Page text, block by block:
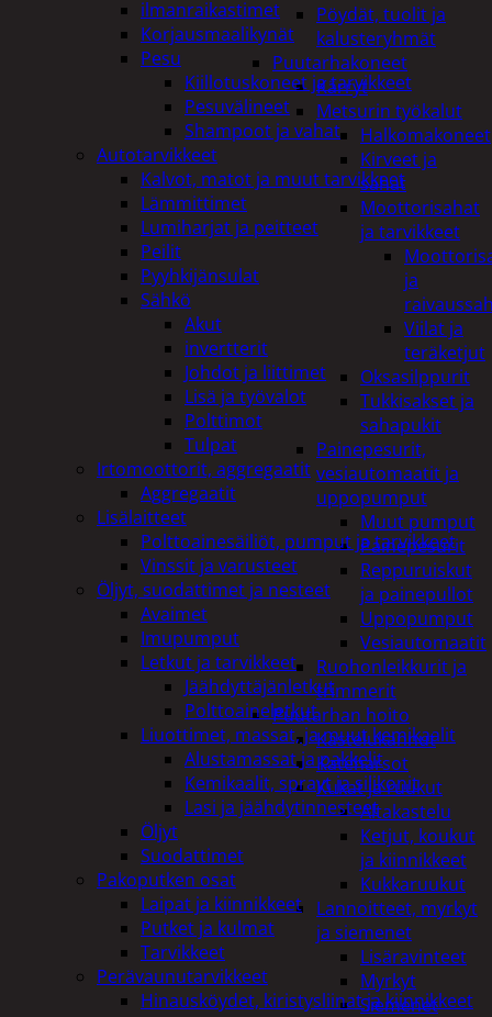
Pöydät, tuolit ja
kalusteryhmät
Puutarhakoneet
Kärryt
Metsurin työkalut
Halkomakoneet
Kirveet ja
sahat
Moottorisahat
ja tarvikkeet
ja
Viilat ja
teräketjut
Oksasilppurit
Tukkisakset ja
sahapukit
Painepesurit,
vesiautomaatit ja
uppopumput
Muut pumput
Painepesurit
Reppuruiskut
ja painepullot
Uppopumput
Vesiautomaatit
Ruohonleikkurit ja
trimmerit
Puutarhan hoito
Kastelukannut
Kateharsot
Kukat ja ruukut
Altakastelu
Ketjut, koukut
ja kiinnikkeet
Kukkaruukut
Lannoitteet, myrkyt
ja siemenet
Lisäravinteet
Myrkyt
Siemenet
ilmanraikastimet
Korjausmaalikynät
Pesu
Kiillotuskoneet ja tarvikkeet
Pesuvälineet
Shampoot ja vahat
Autotarvikkeet
Kalvot, matot ja muut tarvikkeet
Lämmittimet
Lumiharjat ja peitteet
Peilit
Pyyhkijänsulat
Sähkö
Akut
invertterit
Johdot ja liittimet
Lisä ja työvalot
Polttimot
Tulpat
Irtomoottorit, aggregaatit
Aggregaatit
Lisälaitteet
Polttoainesäiliöt, pumput ja tarvikkeet
Vinssit ja varusteet
Öljyt, suodattimet ja nesteet
Avaimet
Imupumput
Letkut ja tarvikkeet
Jäähdyttäjänletkut
Polttoaineletkut
Liuottimet, massat, ja muut kemikaalit
Alustamassat ja pakkelit
Kemikaalit, sprayt ja silikonit
Lasi ja jäähdytinnesteet
Öljyt
Suodattimet
Pakoputken osat
Laipat ja kiinnikkeet
Putket ja kulmat
Tarvikkeet
Perävaunutarvikkeet
Hinausköydet, kiristysliinat ja kiinnikkeet